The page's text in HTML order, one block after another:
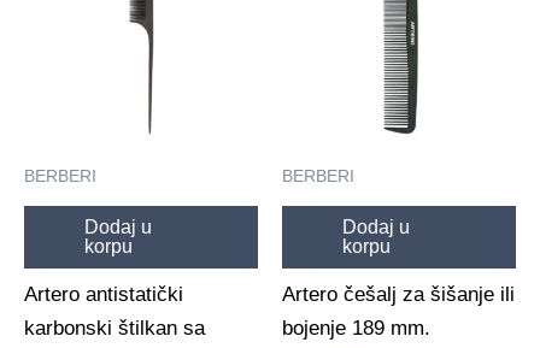
BERBERI
Dodaj u
korpu
Artero antistatički
karbonski štilkan sa
BERBERI
Dodaj u
korpu
Artero češalj za šišanje ili
bojenje 189 mm.